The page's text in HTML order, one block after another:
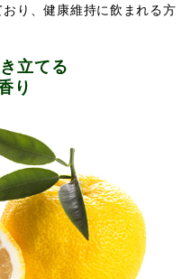
おり、健康維持に飲まれる方
立てる
り